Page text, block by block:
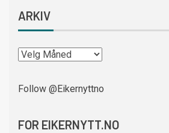
ARKIV
Follow @Eikernyttno
FOR EIKERNYTT.NO